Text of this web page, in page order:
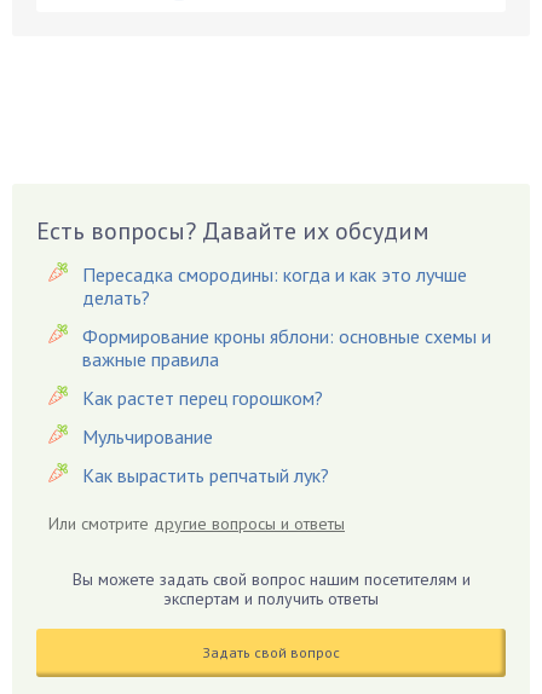
Вишня
Вредители
Гардения
Гацания
Гвоздики
Георгины
Герань
Гиацинт
Гиппеаструм
Годжи
Голубика
Есть вопросы? Давайте их обсудим
Пересадка смородины: когда и как это лучше
делать?
Формирование кроны яблони: основные схемы и
важные правила
Как растет перец горошком?
Мульчирование
Как вырастить репчатый лук?
Или смотрите другие вопросы и ответы
Вы можете задать свой вопрос нашим посетителям и
экспертам и получить ответы
Задать свой вопрос